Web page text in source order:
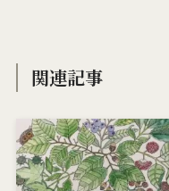
関連記事